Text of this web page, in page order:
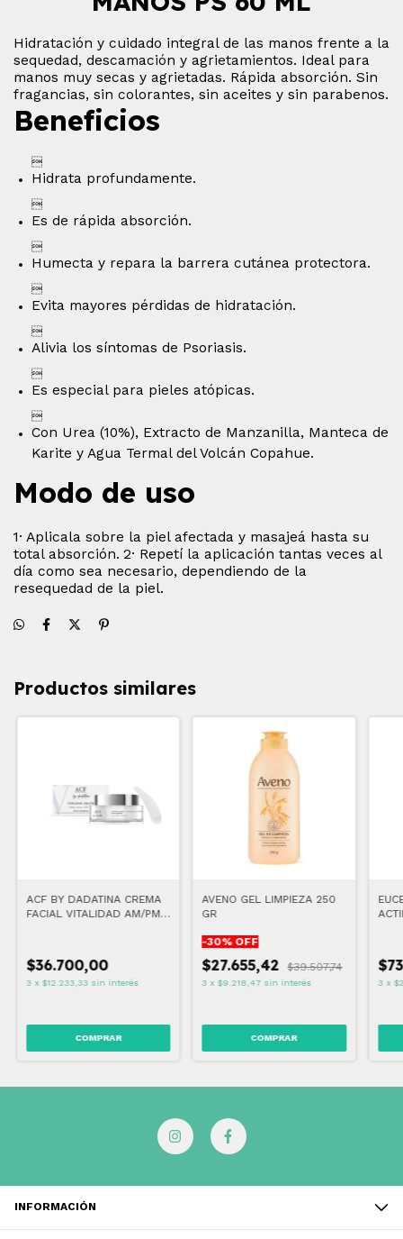
Hidratación y cuidado integral de las manos frente a la
sequedad, descamación y agrietamientos. Ideal para
manos muy secas y agrietadas. Rápida absorción. Sin
fragancias, sin colorantes, sin aceites y sin parabenos.
Beneficios

Hidrata profundamente.

Es de rápida absorción.

Humecta y repara la barrera cutánea protectora.

Evita mayores pérdidas de hidratación.

Alivia los síntomas de Psoriasis.

Es especial para pieles atópicas.

Con Urea (10%), Extracto de Manzanilla, Manteca de
Karite y Agua Termal del Volcán Copahue.
Modo de uso
1· Aplicala sobre la piel afectada y masajeá hasta su
total absorción. 2· Repetí la aplicación tantas veces al
día como sea necesario, dependiendo de la
resequedad de la piel.
Productos similares
ACF BY DADATINA CREMA
FACIAL VITALIDAD AM/PM
$36.700,00
3 x $12.233,33 sin interés
AVENO GEL LIMPIEZA 250
GR
-30% OFF
$27.655,42 $39.507,74
3 x $9.218,47 sin interés 3 x
INFORMACIÓN